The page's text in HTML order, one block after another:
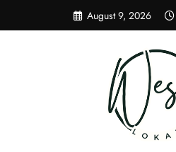
springen
August 9, 2026